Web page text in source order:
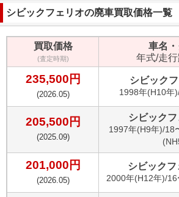
シビックフェリオの廃車買取価格一覧
買取価格
(査定時期)
車名
年式/走
235,500 円
(2026.05)
シビック
1998年(H10年
205,500 円
(2025.09)
シビック
1997年(H9年)/18
201,000 円
(2026.05)
シビック
2000年(H12年)/16